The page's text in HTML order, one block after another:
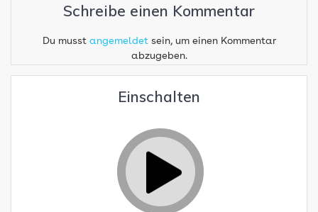
Schreibe einen Kommentar
Du musst angemeldetsein, um einen Kommentar
abzugeben.
Einschalten